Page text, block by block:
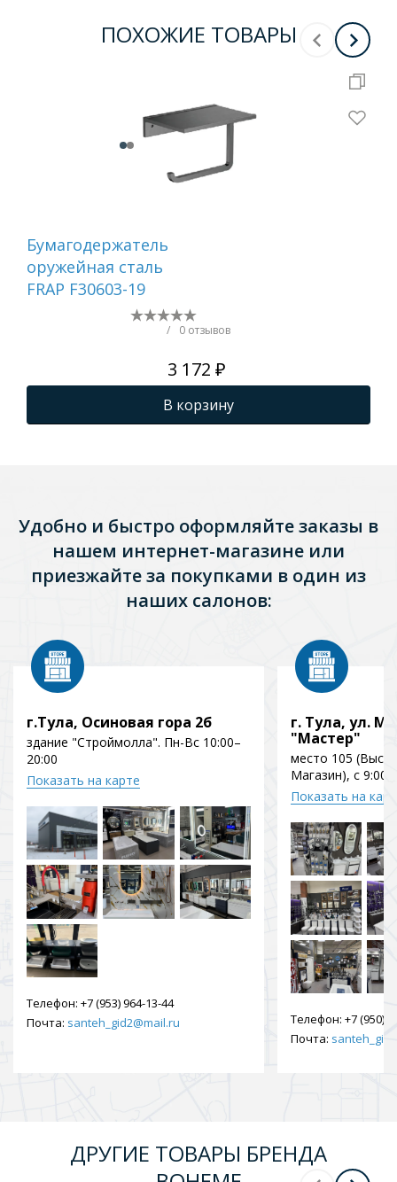
ПОХОЖИЕ ТОВАРЫ
Бумагодержатель
оружейная сталь
FRAP F30603-19
/ 0 отзывов
3 172 ₽
В корзину
Удобно и быстро оформляйте заказы в
нашем интернет-магазине или
приезжайте за покупками в один из
наших салонов:
г.Тула, Осиновая гора 2б
здание "Строймолла". Пн-Вс 10:00–
20:00
Показать на карте
Телефон: +7 (953) 964-13-44
Почта: santeh_gid2@mail.ru
г. Тула, ул.
"Мастер"
место 105
Магазин), с 9:00
Показать на
Телефон: +7 (950)
Почта:
ДРУГИЕ ТОВАРЫ БРЕНДА